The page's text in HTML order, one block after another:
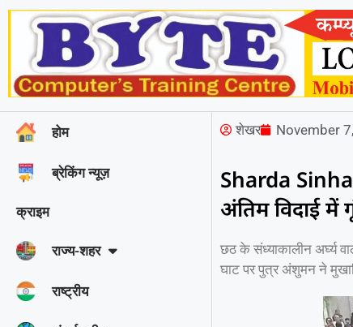
होम
ब्रेकिंग न्यूज़
क्राइम
राज्‍य-शहर
राष्ट्रीय
शेखर November
Sharda Sinha
अंतिम विदाई में
छठ के संध्याकालीन अर्घ्य
घाट पर पुत्र अंशुमन ने